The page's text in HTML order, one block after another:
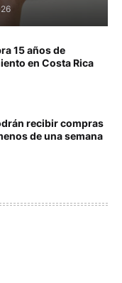
15 años de
en Costa Rica
recibir compras
de una semana